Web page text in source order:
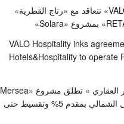
شركة « VALO Hospitality» تتعاقد مع «رتاج القطرية»
VALO Hospitality inks
Hotels&Hospitality to operate
شركة «أباتشي للتطوير العقاري » تطلق مشروع «Mersea
North Coast» بالساحل الشمالي بمقدم 5% وتقسيط حتى